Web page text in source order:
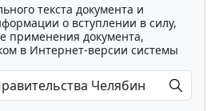
текста документа и
о вступлении в силу,
применения документа,
в Интернет-версии системы